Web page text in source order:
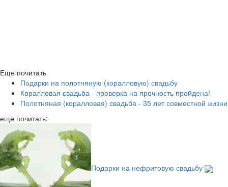
Еще почитать
Подарки на полотняную (коралловую) свадьбу
Коралловая свадьба - проверка на прочность пройдена!
Полотняная (коралловая) свадьба - 35 лет совместной жизни
еще почитать:
Подарки на нефритовую свадьбу